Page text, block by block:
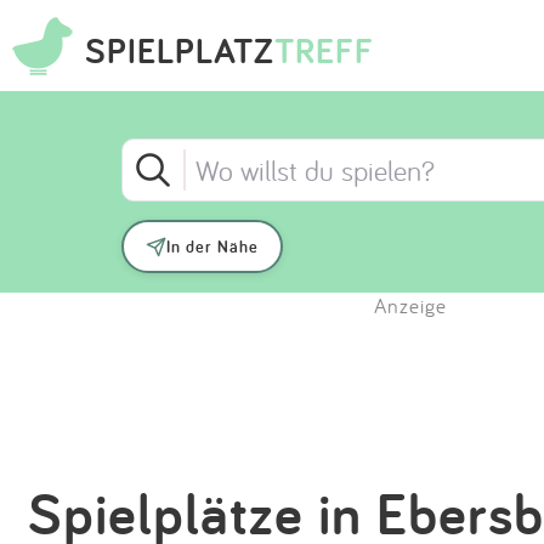
SPIELPLATZTREFF
In der Nähe
Anzeige
Spielplätze in